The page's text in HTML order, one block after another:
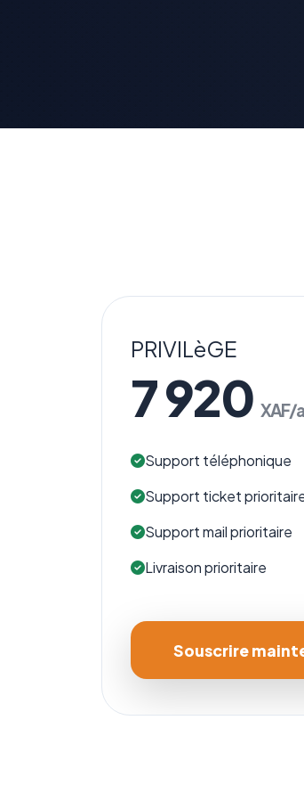
PRIVILèGE
7 920 XAF/
Support téléphonique
Support ticket
Support mail prioritaire
Livraison prioritaire
Souscrire